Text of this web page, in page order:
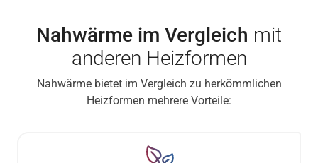
Nahwärme im Vergleich mit
anderen Heizformen
Nahwärme bietet im Vergleich zu herkömmlichen
Heizformen mehrere Vorteile: